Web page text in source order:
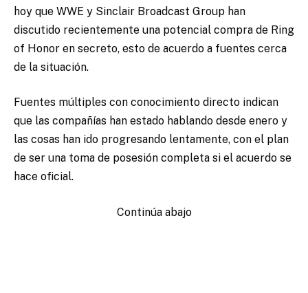
hoy que WWE y Sinclair Broadcast Group han
discutido recientemente una potencial compra de Ring
of Honor en secreto, esto de acuerdo a fuentes cerca
de la situación.
Fuentes múltiples con conocimiento directo indican
que las compañías han estado hablando desde enero y
las cosas han ido progresando lentamente, con el plan
de ser una toma de posesión completa si el acuerdo se
hace oficial.
Continúa abajo